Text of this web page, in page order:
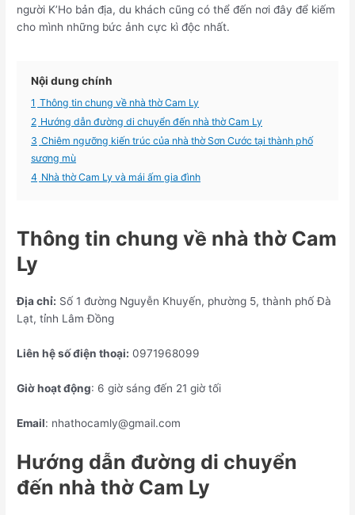
người K’Ho bản địa, du khách cũng có thể đến nơi đây để kiếm
cho mình những bức ảnh cực kì độc nhất.
Nội dung chính
1 Thông tin chung về nhà thờ Cam Ly
2 Hướng dẫn đường di chuyển đến nhà thờ Cam Ly
3 Chiêm ngưỡng kiến trúc của nhà thờ Sơn Cước tại thành phố
sương mù
4 Nhà thờ Cam Ly và mái ấm gia đình
Thông tin chung về nhà thờ Cam
Ly
Địa chỉ: Số 1 đường Nguyễn Khuyến, phường 5, thành phố Đà
Lạt, tỉnh Lâm Đồng
Liên hệ số điện thoại: 0971968099
Giờ hoạt động: 6 giờ sáng đến 21 giờ tối
Email: nhathocamly@gmail.com
Hướng dẫn đường di chuyển
đến nhà thờ Cam Ly